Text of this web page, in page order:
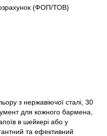
(ФОП/ТОВ)
з нержавіючої сталі, 30
для кожного бармена,
в шейкері або у
та ефективний